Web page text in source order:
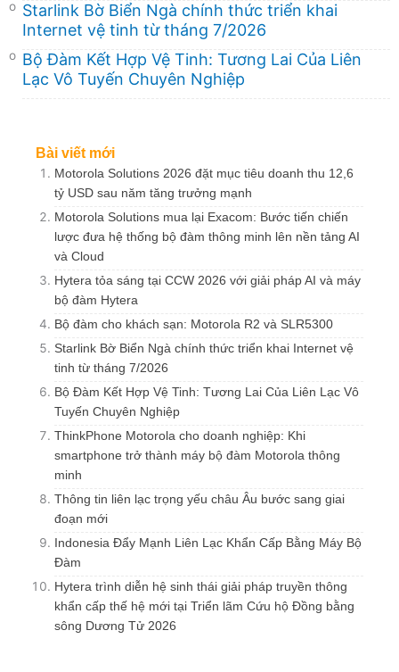
Starlink Bờ Biển Ngà chính thức triển khai
Internet vệ tinh từ tháng 7/2026
Bộ Đàm Kết Hợp Vệ Tinh: Tương Lai Của Liên
Lạc Vô Tuyến Chuyên Nghiệp
Bài viết mới
Motorola Solutions 2026 đặt mục tiêu doanh thu 12,6
tỷ USD sau năm tăng trưởng mạnh
Motorola Solutions mua lại Exacom: Bước tiến chiến
lược đưa hệ thống bộ đàm thông minh lên nền tảng AI
và Cloud
Hytera tỏa sáng tại CCW 2026 với giải pháp AI và máy
bộ đàm Hytera
Bộ đàm cho khách sạn: Motorola R2 và SLR5300
Starlink Bờ Biển Ngà chính thức triển khai Internet vệ
tinh từ tháng 7/2026
Bộ Đàm Kết Hợp Vệ Tinh: Tương Lai Của Liên Lạc Vô
Tuyến Chuyên Nghiệp
ThinkPhone Motorola cho doanh nghiệp: Khi
smartphone trở thành máy bộ đàm Motorola thông
minh
Thông tin liên lạc trọng yếu châu Âu bước sang giai
đoạn mới
Indonesia Đẩy Mạnh Liên Lạc Khẩn Cấp Bằng Máy Bộ
Đàm
Hytera trình diễn hệ sinh thái giải pháp truyền thông
khẩn cấp thế hệ mới tại Triển lãm Cứu hộ Đồng bằng
sông Dương Tử 2026